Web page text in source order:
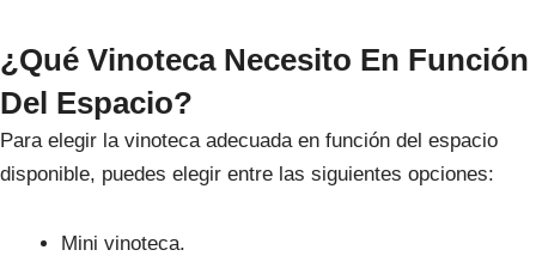
¿Qué Vinoteca Necesito En Función
Del Espacio?
Para elegir la vinoteca adecuada en función del espacio
disponible, puedes elegir entre las siguientes opciones:
Mini vinoteca.